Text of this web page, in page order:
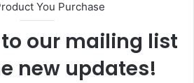
You Purchase
our mailing list
new updates!